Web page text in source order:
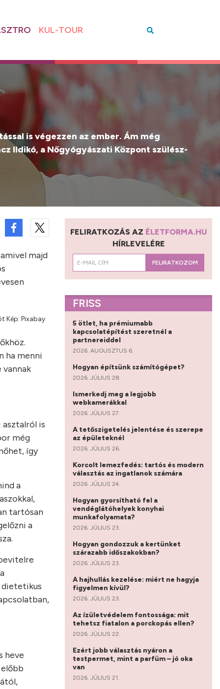
KUL-TOUR
is végezzen az ember. Ám még
Ildikó, a Nőgyógyászati Központ szülész-
majd
Kép: Pixabay
ha menni
vannak
asztalról is
még
így
a
tartósan
a
dietetikus
heve
FELIRATKOZÁS AZ ÉLETFORMA.HU
HÍRLEVELÉRE
FELIRATKOZOM
FRISS
5 ötlet, ha prémiumabb
kapcsolatépítést szeretnél a
partnereiddel
2026. AUGUSZTUS 6.
Hogyan építsünk számítógépet?
2026. JÚLIUS 28.
Ismerkedj meg a legjobb
webkamerákkal
2026. JÚLIUS 27.
A tetőszigetelés jelentése és szerepe
az épületeknél
2026. JÚLIUS 26.
Korcolt lemezfedés: tartós és modern
választás az ingatlanok számára
2026. JÚLIUS 24.
Hogyan gyorsítható fel a
vendéglátóhelyek konyhai
munkafolyamata?
2026. JÚLIUS 23.
Hogyan gondozzuk a kertünket
szárazabb időszakokban?
2026. JÚLIUS 23.
A hajhullás kezelése: miért ne hagyja
figyelmen kívül?
2026. JÚLIUS 23.
Az ízületvédelem fontossága: mit
tehetsz fiatalon a porckopás ellen?
2026. JÚLIUS 22.
Ezért jobb választás nyáron a
testpermet, mint a parfüm – jó oka
van
2026. JÚLIUS 21.